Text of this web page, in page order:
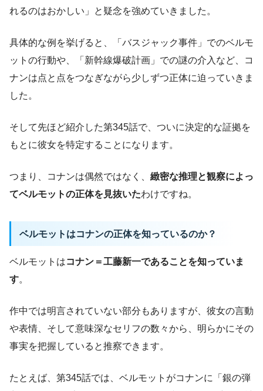
れるのはおかしい」と疑念を強めていきました。
具体的な例を挙げると、「バスジャック事件」でのベルモ
ットの行動や、「新幹線爆破計画」での謎の介入など、コ
ナンは点と点をつなぎながら少しずつ正体に迫っていきま
した。
そして先ほど紹介した第345話で、ついに決定的な証拠を
もとに彼女を特定することになります。
つまり、コナンは偶然ではなく、 緻密な推理と観察によっ
てベルモットの正体を見抜いたわけですね。
ベルモットはコナンの正体を知っているのか？
ベルモットはコナン＝工藤新一であることを知っていま
す。
作中では明言されていない部分もありますが、彼女の言動
や表情、そして意味深なセリフの数々から、明らかにその
事実を把握していると推察できます。
たとえば、第345話では、ベルモットがコナンに「銀の弾